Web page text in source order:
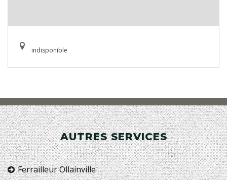
indisponible
AUTRES SERVICES
Ferrailleur Ollainville